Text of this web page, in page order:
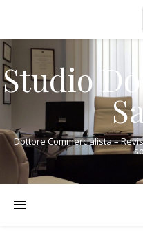
Studio
Dottore Commercialista –